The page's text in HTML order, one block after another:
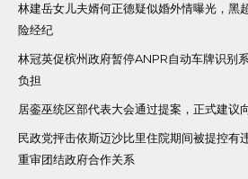
林建岳女儿夫婿何正德疑似婚外情曝光，黑
险经纪
林冠英促槟州政府暂停ANPR自动车牌识别
负担
居銮巫统区部代表大会通过提案，正式建议
民政党抨击依斯迈沙比里住院期间被提控有
重审团结政府合作关系